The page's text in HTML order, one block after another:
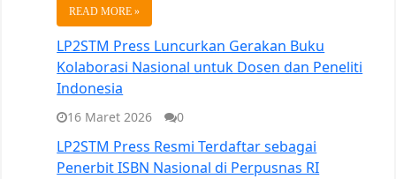
READ MORE »
LP2STM Press Luncurkan Gerakan Buku
Kolaborasi Nasional untuk Dosen dan Peneliti
Indonesia
16 Maret 2026 0
LP2STM Press Resmi Terdaftar sebagai
Penerbit ISBN Nasional di Perpusnas RI